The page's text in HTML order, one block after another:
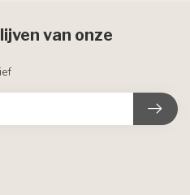
van onze